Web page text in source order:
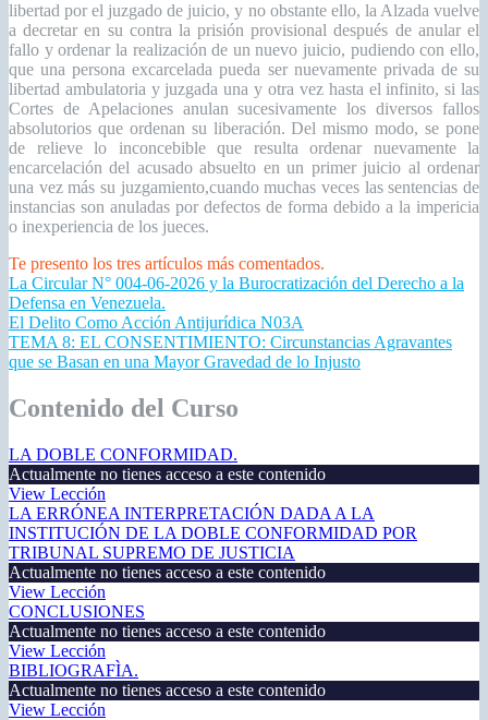
libertad por el juzgado de juicio, y no obstante ello, la Alzada vuelve
a decretar en su contra la prisión provisional después de anular el
fallo y ordenar la realización de un nuevo juicio, pudiendo con ello,
que una persona excarcelada pueda ser nuevamente privada de su
libertad ambulatoria y juzgada una y otra vez hasta el infinito, si las
Cortes de Apelaciones anulan sucesivamente los diversos fallos
absolutorios que ordenan su liberación. Del mismo modo, se pone
de relieve lo inconcebible que resulta ordenar nuevamente la
encarcelación del acusado absuelto en un primer juicio al ordenar
una vez más su juzgamiento,cuando muchas veces las sentencias de
instancias son anuladas por defectos de forma debido a la impericia
o inexperiencia de los jueces.
Te presento los tres artículos más comentados.
La Circular N° 004-06-2026 y la Burocratización del Derecho a la
Defensa en Venezuela.
El Delito Como Acción Antijurídica N03A
TEMA 8: EL CONSENTIMIENTO: Circunstancias Agravantes
que se Basan en una Mayor Gravedad de lo Injusto
Contenido del Curso
LA DOBLE CONFORMIDAD.
Actualmente no tienes acceso a este contenido
View Lección
LA ERRÓNEA INTERPRETACIÓN DADA A LA
INSTITUCIÓN DE LA DOBLE CONFORMIDAD POR
TRIBUNAL SUPREMO DE JUSTICIA
Actualmente no tienes acceso a este contenido
View Lección
CONCLUSIONES
Actualmente no tienes acceso a este contenido
View Lección
BIBLIOGRAFÌA.
Actualmente no tienes acceso a este contenido
View Lección